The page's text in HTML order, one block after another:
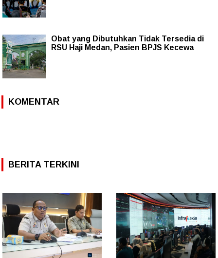
Obat yang Dibutuhkan Tidak Tersedia di
RSU Haji Medan, Pasien BPJS Kecewa
KOMENTAR
BERITA TERKINI